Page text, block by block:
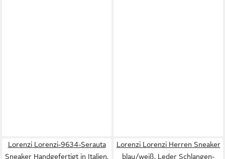
Lorenzi Lorenzi-9634-Serauta
Sneaker Handgefertigt in Italien,
Lorenzi Lorenzi Herren Sneaker
blau/weiß, Leder Schlangen-